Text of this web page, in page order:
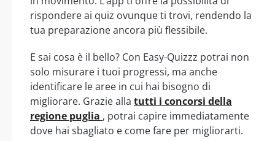
rispondere ai quiz ovunque ti trovi, rendendo la
tua preparazione ancora più flessibile.
E sai cosa è il bello? Con Easy-Quizzz potrai non
solo misurare i tuoi progressi, ma anche
identificare le aree in cui hai bisogno di
migliorare. Grazie alla tutti i concorsi della
regione puglia , potrai capire immediatamente
dove hai sbagliato e come fare per migliorarti.